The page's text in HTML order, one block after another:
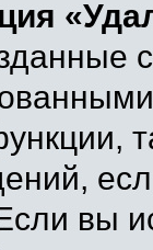
вы